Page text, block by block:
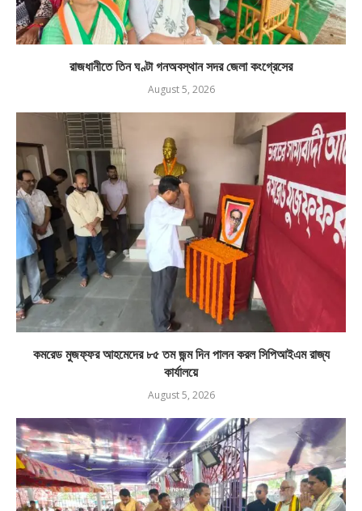
রাজধানীতে তিন ঘণ্টা গনঅবস্থান সদর জেলা কংগ্রেসের
August 5, 2026
কমরেড মুজফ্ফর আহমেদের ৮৫ তম জন্ম দিন পালন করল সিপিআইএম রাজ্য
কার্যালয়ে
August 5, 2026